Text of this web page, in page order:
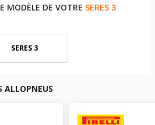
MODÈLE DE VOTRE SERES 3
SERES 3
ALLOPNEUS